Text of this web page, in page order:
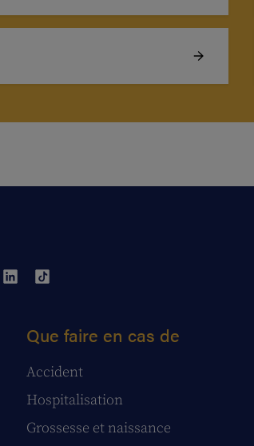
Que faire en cas de
Accident
Hospitalisation
Grossesse et naissance